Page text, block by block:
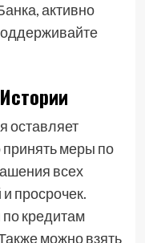
активно
оставляет
меры по
всех
просрочек.
кредитам
можно взять